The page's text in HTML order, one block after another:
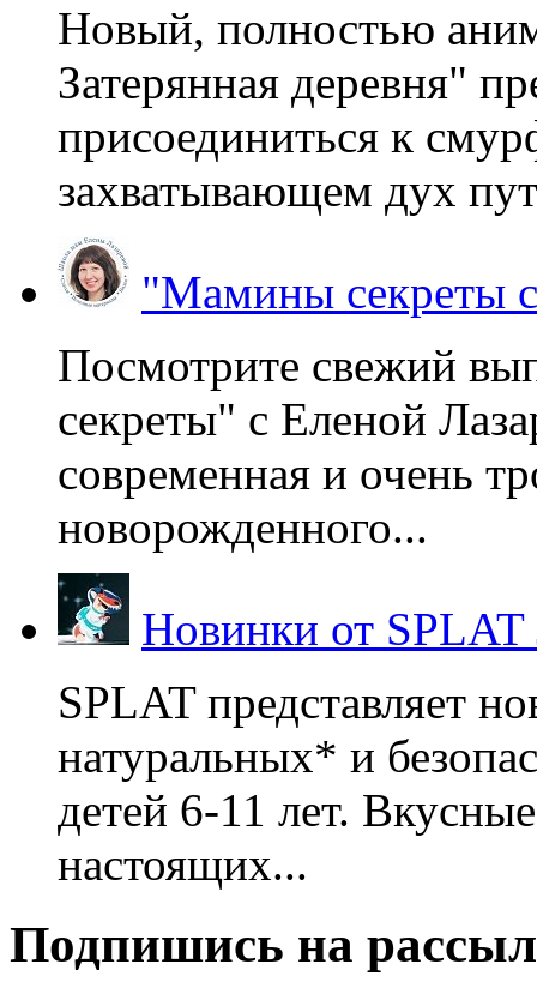
Новый, полностью
Затерянная деревня"
присоединиться к
захватывающем дух
"Мамины секреты
Посмотрите свежий
секреты" с Еленой
современная и очень
новорожденного...
Новинки от
SPLAT представляет
натуральных* и
детей 6-11 лет.
настоящих...
Подпишись на